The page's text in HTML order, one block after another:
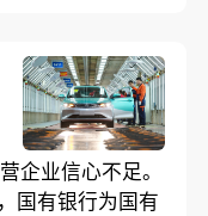
企业信心不足。
国有银行为国有